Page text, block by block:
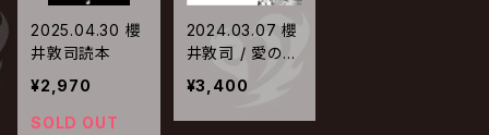
2025.04.30 櫻
井敦司読本
¥2,970
SOLD OUT
2024.03.07 櫻
井敦司 / 愛の惑
星【リマスター
盤】
¥3,400